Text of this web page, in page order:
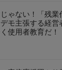
ゃない！「残業
モ主張する経営
使用者教育だ！